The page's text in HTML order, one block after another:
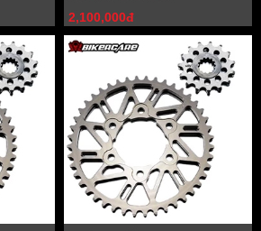
2,100,000đ